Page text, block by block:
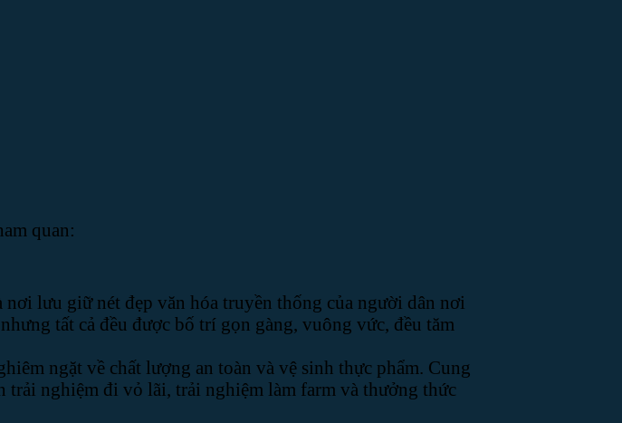
quan:
lưu giữ nét đẹp văn hóa truyền thống của người dân nơi
tất cả đều được bố trí gọn gàng, vuông vức, đều tăm
ngặt về chất lượng an toàn và vệ sinh thực phẩm. Cung
trải nghiệm đi vỏ lãi, trải nghiệm làm farm và thưởng thức